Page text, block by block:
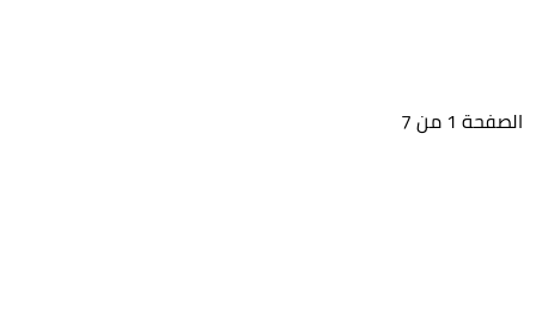
الصفحة 1 من 7